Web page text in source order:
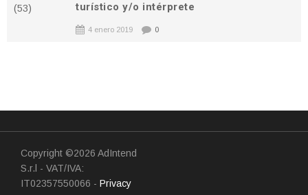
turístico y/o intérprete
4 enero 2019 0
Copyright ©2026 AdIntend
S.r.l - VAT/IVA:
IT02357550066 - Privacy